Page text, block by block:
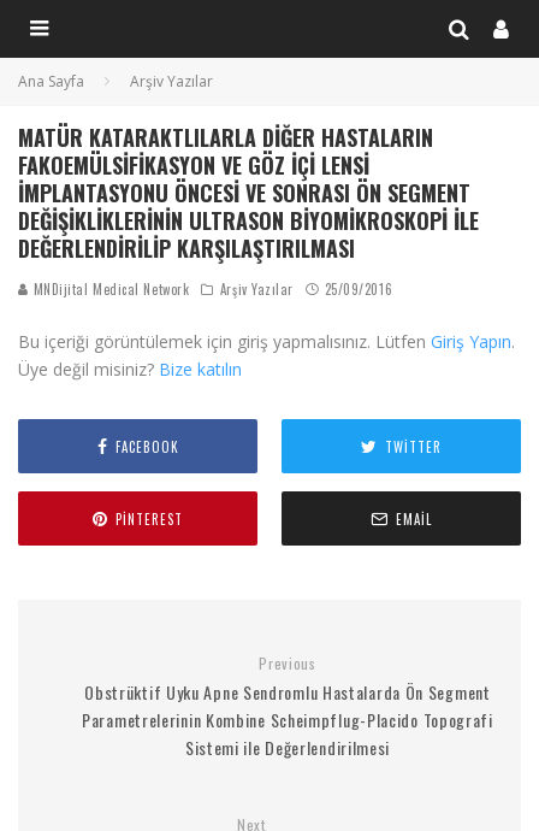
Ana Sayfa Arşiv Yazılar
MATÜR KATARAKTLILARLA DIĞER HASTALARIN
FAKOEMÜLSIFIKASYON VE GÖZ İÇI LENSI
İMPLANTASYONU ÖNCESI VE SONRASI ÖN SEGMENT
DEĞIŞIKLIKLERININ ULTRASON BIYOMIKROSKOPI ILE
DEĞERLENDIRILIP KARŞILAŞTIRILMASI
MNDijital Medical Network Arşiv Yazılar 25/09/2016
Bu içeriği görüntülemek için giriş yapmalısınız. Lütfen Giriş Yapın.
Üye değil misiniz? Bize katılın
FACEBOOK TWITTER
PINTEREST EMAIL
Previous
Obstrüktif Uyku Apne Sendromlu Hastalarda Ön Segment
Parametrelerinin Kombine Scheimpflug-Placido Topografi
Sistemi ile Değerlendirilmesi
Next